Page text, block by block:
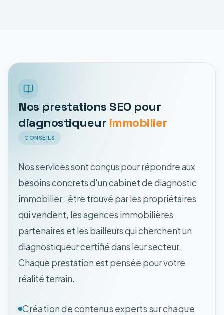
Nos prestations SEO pour
diagnostiqueur immobilier
CONSEILS
Nos services sont conçus pour répondre aux
besoins concrets d'un cabinet de diagnostic
immobilier : être trouvé par les propriétaires
qui vendent, les agences immobilières
partenaires et les bailleurs qui cherchent un
diagnostiqueur certifié dans leur secteur.
Chaque prestation est pensée pour votre
réalité terrain.
Création de contenus experts sur chaque